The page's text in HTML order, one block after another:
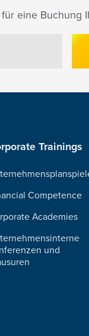
eine Buchung
Trainings
Competence
Academies
und